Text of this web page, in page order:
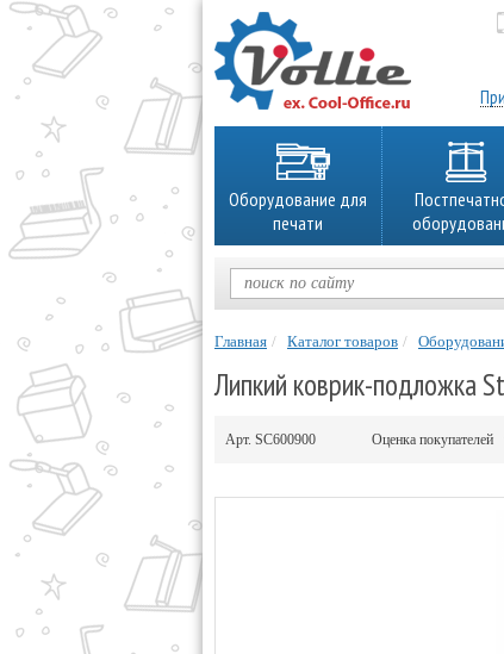
Оборудование для
печати
Главная Каталог товаров
Липкий коврик-подложка
Арт. SС600900 Оценка покупателей